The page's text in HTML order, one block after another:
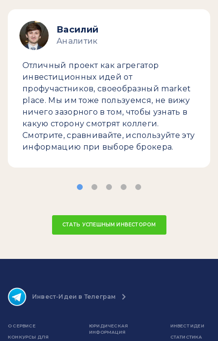
Василий
Аналитик
Отличный проект как агрегатор
инвестиционных идей от
профучастников, своеобразный market
place. Мы им тоже пользуемся, не вижу
ничего зазорного в том, чтобы узнать в
какую сторону смотрят коллеги.
Смотрите, сравнивайте, используйте эту
информацию при выборе брокера.
СТАТЬ УСПЕШНЫМ ИНВЕСТОРОМ
Инвест-Идеи в Телеграм
О СЕРВИСЕ
КОНКУРСЫ ДЛЯ
ЮРИДИЧЕСКАЯ
ИНФОРМАЦИЯ
ИНВЕСТ ИДЕИ
СТАТИСТИКА